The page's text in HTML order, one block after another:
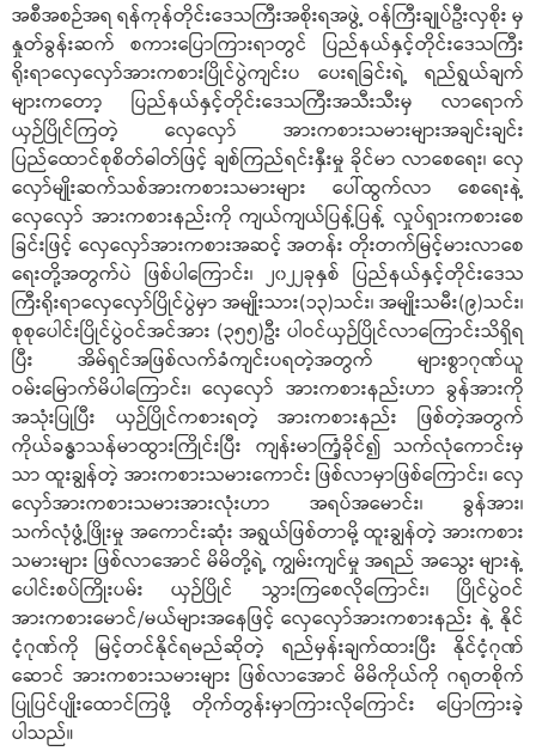
အစီအစဉ်အရ ရန်ကုန်တိုင်းဒေသကြီးအစိုးရအဖွဲ့ ဝန်ကြီးချုပ်ဦးလှစိုး မှ
နှုတ်ခွန်းဆက် စကားပြောကြားရာတွင် ပြည်နယ်နှင့်တိုင်းဒေသကြီး
ရိုးရာလှေလှော်အားကစားပြိုင်ပွဲကျင်းပ ပေးရခြင်းရဲ့ ရည်ရွယ်ချက်
များကတော့ ပြည်နယ်နှင့်တိုင်းဒေသကြီးအသီးသီးမှ လာရောက်
ယှဉ်ပြိုင်ကြတဲ့ လှေလှော် အားကစားသမားများအချင်းချင်း
ပြည်ထောင်စုစိတ်ဓါတ်ဖြင့် ချစ်ကြည်ရင်းနှီးမှု ခိုင်မာ လာစေရေး၊ လှေ
လှော်မျိုးဆက်သစ်အားကစားသမားများ ပေါ်ထွက်လာ စေရေးနဲ့
လှေလှော် အားကစားနည်းကို ကျယ်ကျယ်ပြန့်ပြန့် လှုပ်ရှားကစားစေ
ခြင်းဖြင့် လှေလှော်အားကစားအဆင့် အတန်း တိုးတက်မြင့်မားလာစေ
ရေးတို့အတွက်ပဲ ဖြစ်ပါကြောင်း၊ ၂၀၂၂ခုနှစ် ပြည်နယ်နှင့်တိုင်းဒေသ
ကြီးရိုးရာလှေလှော်ပြိုင်ပွဲမှာ အမျိုးသား(၁၃)သင်း၊ အမျိုးသမီး(၉)သင်း၊
စုစုပေါင်းပြိုင်ပွဲဝင်အင်အား (၃၅၅)ဦး ပါဝင်ယှဉ်ပြိုင်လာကြောင်းသိရှိရ
ပြီး အိမ်ရှင်အဖြစ်လက်ခံကျင်းပရတဲ့အတွက် များစွာဂုဏ်ယူ
ဝမ်းမြောက်မိပါကြောင်း၊ လှေလှော် အားကစားနည်းဟာ ခွန်အားကို
အသုံးပြုပြီး ယှဉ်ပြိုင်ကစားရတဲ့ အားကစားနည်း ဖြစ်တဲ့အတွက်
ကိုယ်ခန္ဓာသန်မာထွားကြိုင်းပြီး ကျန်းမာကြံ့ခိုင်၍ သက်လုံကောင်းမှ
သာ ထူးချွန်တဲ့ အားကစားသမားကောင်း ဖြစ်လာမှာဖြစ်ကြောင်း၊ လှေ
လှော်အားကစားသမားအားလုံးဟာ အရပ်အမောင်း၊ ခွန်အား၊
သက်လုံဖွံ့ဖြိုးမှု အကောင်းဆုံး အရွယ်ဖြစ်တာမို့ ထူးချွန်တဲ့ အားကစား
သမားများ ဖြစ်လာအောင် မိမိတို့ရဲ့ ကျွမ်းကျင်မှု အရည် အသွေး များနဲ့
ပေါင်းစပ်ကြိုးပမ်း ယှဉ်ပြိုင် သွားကြစေလိုကြောင်း၊ ပြိုင်ပွဲဝင်
အားကစားမောင်/မယ်များအနေဖြင့် လှေလှော်အားကစားနည်း နဲ့ နိုင်
ငံ့ဂုဏ်ကို မြင့်တင်နိုင်ရမည်ဆိုတဲ့ ရည်မှန်းချက်ထားပြီး နိုင်ငံ့ဂုဏ်
ဆောင် အားကစားသမားများ ဖြစ်လာအောင် မိမိကိုယ်ကို ဂရုတစိုက်
ပြုပြင်ပျိုးထောင်ကြဖို့ တိုက်တွန်းမှာကြားလိုကြောင်း ပြောကြားခဲ့
ပါသည်။